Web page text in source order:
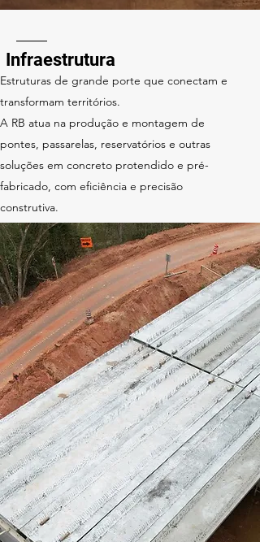
Infraestrutura
Estruturas de grande porte que conectam e
transformam territórios.
A RB atua na produção e montagem de
pontes, passarelas, reservatórios e outras
soluções em concreto protendido e pré-
fabricado, com eficiência e precisão
construtiva.